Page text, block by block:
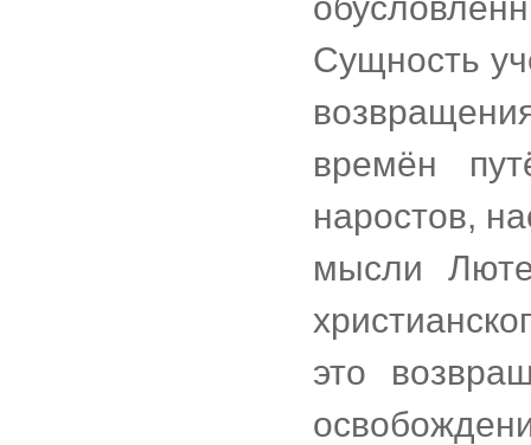
Сущность
времён
наростов,
мысли
это